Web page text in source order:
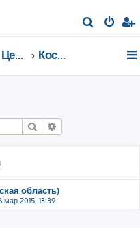
о
Центральный федеральный округ Костромская область
Поиск
область)
мар 2015, 13:39